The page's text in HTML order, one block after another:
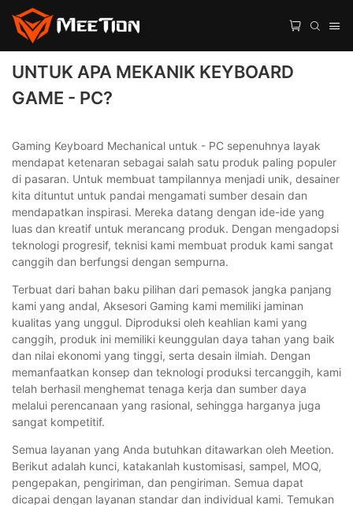
UNTUK APA MEKANIK KEYBOARD
GAME - PC?
Gaming Keyboard Mechanical untuk - PC sepenuhnya layak
mendapat ketenaran sebagai salah satu produk paling populer
di pasaran. Untuk membuat tampilannya menjadi unik, desainer
kita dituntut untuk pandai mengamati sumber desain dan
mendapatkan inspirasi. Mereka datang dengan ide-ide yang
luas dan kreatif untuk merancang produk. Dengan mengadopsi
teknologi progresif, teknisi kami membuat produk kami sangat
canggih dan berfungsi dengan sempurna.
Terbuat dari bahan baku pilihan dari pemasok jangka panjang
kami yang andal, Aksesori Gaming kami memiliki jaminan
kualitas yang unggul. Diproduksi oleh keahlian kami yang
canggih, produk ini memiliki keunggulan daya tahan yang baik
dan nilai ekonomi yang tinggi, serta desain ilmiah. Dengan
memanfaatkan konsep dan teknologi produksi tercanggih, kami
telah berhasil menghemat tenaga kerja dan sumber daya
melalui perencanaan yang rasional, sehingga harganya juga
sangat kompetitif.
Semua layanan yang Anda butuhkan ditawarkan oleh Meetion.
Berikut adalah kunci, katakanlah kustomisasi, sampel, MOQ,
pengepakan, pengiriman, dan pengiriman. Semua dapat
dicapai dengan layanan standar dan individual kami. Temukan